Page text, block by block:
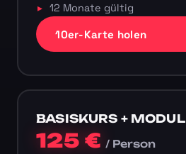
12 Monate gültig
10er-Karte holen
BASISKURS + MODUL
125 €/ Person